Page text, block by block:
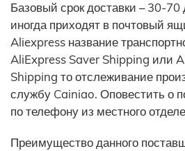
Базовый срок доставки – 30-
иногда приходят в почтовый
Aliexpress название
AliExpress Saver Shipping или
Shipping то отслеживание
службу Cainiao. Оповестить о
по телефону из местного
Преимущество данного